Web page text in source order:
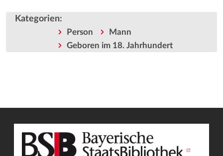
Kategorien:
Person
Mann
Geboren im 18. Jahrhundert